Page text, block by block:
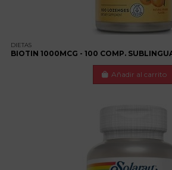
DIETAS
BIOTIN 1000MCG - 100 COMP.
Añadir al carrito